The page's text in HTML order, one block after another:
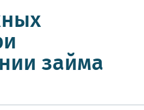
займа